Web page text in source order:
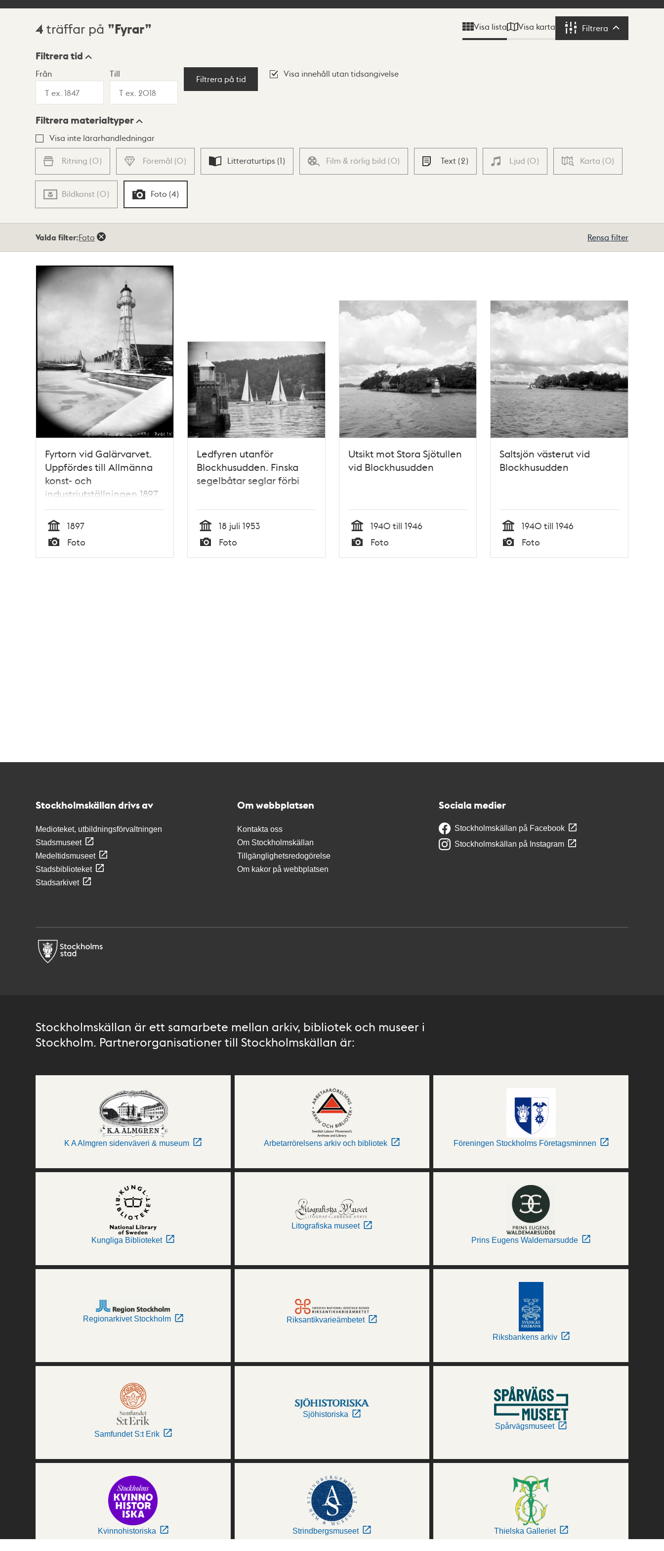
Sökresultat
4 träffar på Fyrar Visa lista Visa karta Filtrera Filtrera
Visningsläge
Lista Karta
Filtrera tid
Från Till
Filtrera på tid
Visa innehåll utan tidsangivelse
Filtrera materialtyper
Visa inte lärarhandledningar
Ritning (0) Föremål (0) Litteraturtips (1) Film & rörlig bild (0) Text (2) Ljud (0) Karta (0)
Bildkonst (0) Foto (4)
Valda filter:Foto Rensa filter
Fyrtorn vid Galärvarvet.
Uppfördes till Allmänna
konst- och
industriutställningen 1897.
Tid
1897
Typ
Foto
Ledfyren utanför
Blockhusudden. Finska
segelbåtar seglar förbi
Tid
18 juli 1953
Typ
Foto
Utsikt mot Stora Sjötullen
vid Blockhusudden
Tid
1940 till 1946
Typ
Foto
Saltsjön västerut vid
Blockhusudden
Tid
1940 till 1946
Typ
Foto
Stockholmskällan drivs av
Medioteket, utbildningsförvaltningen
Stadsmuseet
Medeltidsmuseet
Stadsbiblioteket
Stadsarkivet
Om webbplatsen
Kontakta oss
Om Stockholmskällan
Tillgänglighetsredogörelse
Om kakor på webbplatsen
Sociala medier
Stockholmskällan på Facebook
Stockholmskällan på Instagram
Stockholmskällan är ett samarbete mellan arkiv, bibliotek och museer i
Stockholm. Partnerorganisationer till Stockholmskällan är:
K A Almgren sidenväveri & museum Arbetarrörelsens arkiv och bibliotek Föreningen Stockholms Företagsminnen
Kungliga Biblioteket
Litografiska museet
Prins Eugens Waldemarsudde
Regionarkivet Stockholm Riksantikvarieämbetet
Riksbankens arkiv
Samfundet S:t Erik
Sjöhistoriska
Spårvägsmuseet
Kvinnohistoriska Strindbergsmuseet Thielska Galleriet